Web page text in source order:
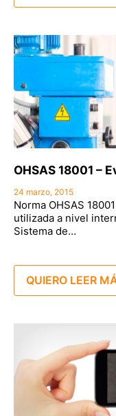
OHSAS 18001 –
24 marzo, 2015
Norma OHSAS
utilizada a nivel
Sistema de…
QUIERO LEER